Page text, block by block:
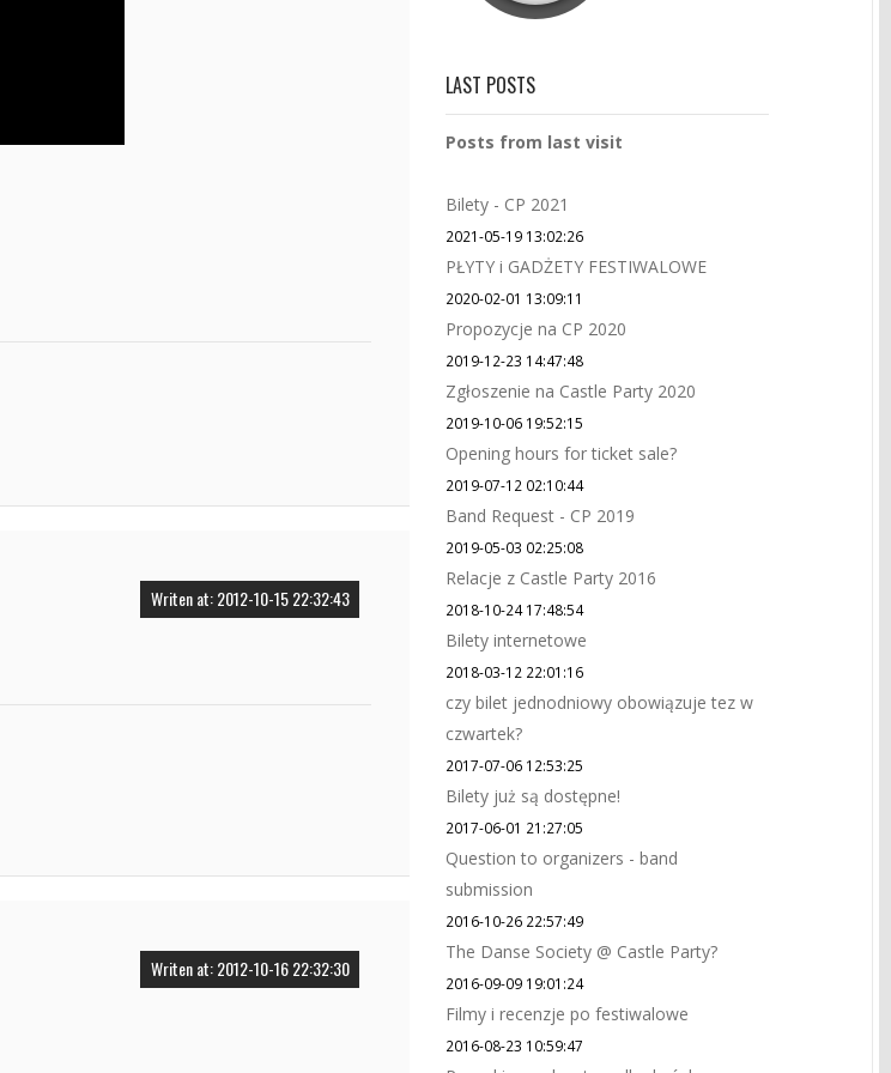
Writen at: 2012-10-15 22:32:43
Writen at: 2012-10-16 22:32:30
LAST POSTS
Posts from last visit
Bilety - CP 2021
2021-05-19 13:02:26
PŁYTY i GADŻETY FESTIWALOWE
2020-02-01 13:09:11
Propozycje na CP 2020
2019-12-23 14:47:48
Zgłoszenie na Castle Party 2020
2019-10-06 19:52:15
Opening hours for ticket sale?
2019-07-12 02:10:44
Band Request - CP 2019
2019-05-03 02:25:08
Relacje z Castle Party 2016
2018-10-24 17:48:54
Bilety internetowe
2018-03-12 22:01:16
czy bilet jednodniowy obowiązuje tez w
czwartek?
2017-07-06 12:53:25
Bilety już są dostępne!
2017-06-01 21:27:05
Question to organizers - band
submission
2016-10-26 22:57:49
The Danse Society @ Castle Party?
2016-09-09 19:01:24
Filmy i recenzje po festiwalowe
2016-08-23 10:59:47